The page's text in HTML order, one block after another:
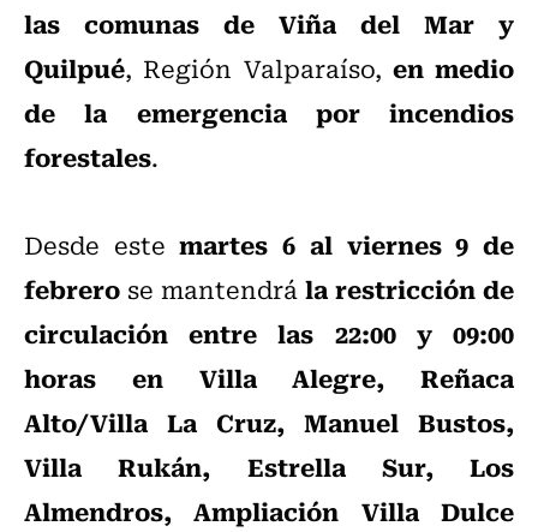
las comunas de Viña del Mar y
Quilpué, Región Valparaíso, en medio
de la emergencia por incendios
forestales.
Desde estemartes 6 al viernes 9 de
febrerose mantendrála restricción de
circulación entre las 22:00 y 09:00
horas en Villa Alegre, Reñaca
Alto/Villa La Cruz, Manuel Bustos,
Villa Rukán, Estrella Sur, Los
Almendros, Ampliación Villa Dulce